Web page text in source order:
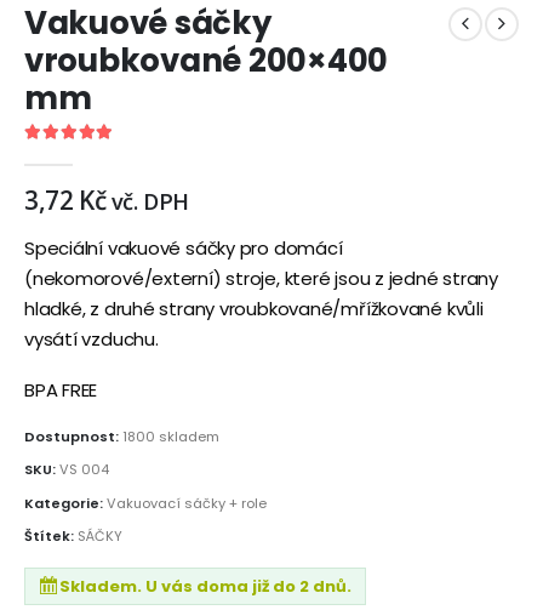
Vakuové sáčky
vroubkované 200×400
mm
3,72 Kč vč. DPH
Speciální vakuové sáčky pro domácí
(nekomorové/externí) stroje, které jsou z jedné strany
hladké, z druhé strany vroubkované/mřížkované kvůli
vysátí vzduchu.
BPA FREE
Dostupnost: 1800 skladem
SKU:VS 004
Kategorie:Vakuovací sáčky + role
Štítek: SÁČKY
Skladem. U vás doma již do 2 dnů.